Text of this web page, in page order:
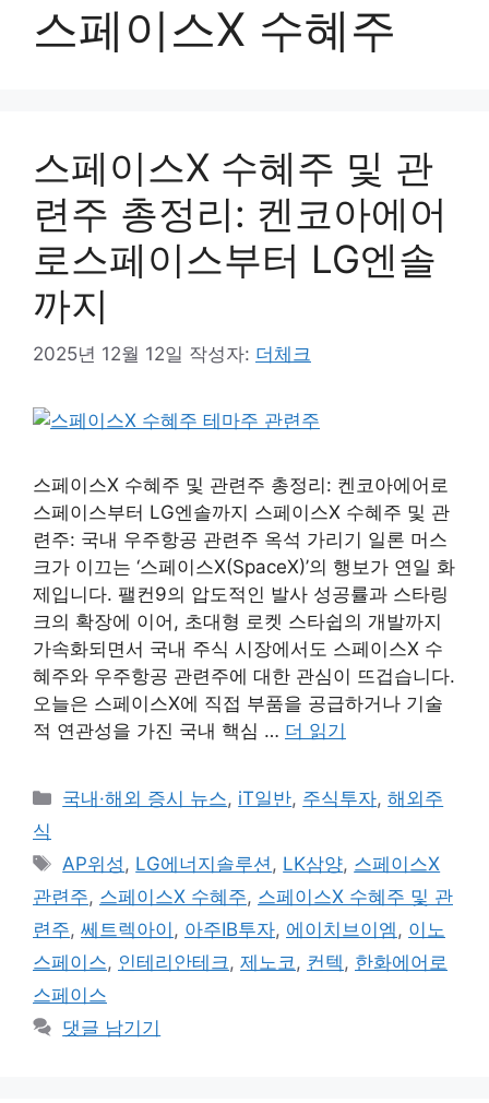
스페이스X 수혜주
스페이스X 수혜주 및 관
련주 총정리: 켄코아에어
로스페이스부터 LG엔솔
까지
2025년 12월 12일 작성자: 더체크
스페이스X 수혜주 및 관련주 총정리: 켄코아에어로
스페이스부터 LG엔솔까지 스페이스X 수혜주 및 관
련주: 국내 우주항공 관련주 옥석 가리기 일론 머스
크가 이끄는 ‘스페이스X(SpaceX)’의 행보가 연일 화
제입니다. 팰컨9의 압도적인 발사 성공률과 스타링
크의 확장에 이어, 초대형 로켓 스타쉽의 개발까지
가속화되면서 국내 주식 시장에서도 스페이스X 수
혜주와 우주항공 관련주에 대한 관심이 뜨겁습니다.
오늘은 스페이스X에 직접 부품을 공급하거나 기술
적 연관성을 가진 국내 핵심 … 더 읽기
카
리
국내·해외 증시 뉴스, iT일반, 주식투자,해외주
식
태
그
AP위성 , LG에너지솔루션 , LK삼양, 스페이스X
관련주, 스페이스X 수혜주, 스페이스X 수혜주 및 관
련주, 쎄트렉아이 , 아주IB투자, 에이치브이엠 , 이노
스페이스, 인테리안테크 , 제노코 , 컨텍 , 한화에어로
스페이스
댓글 남기기